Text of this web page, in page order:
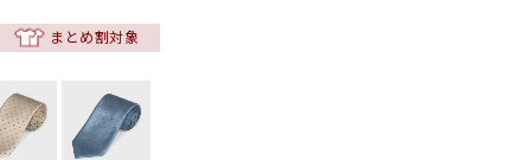
まとめ割対象